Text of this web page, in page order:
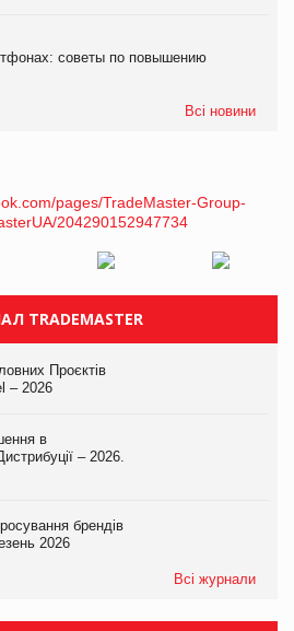
советы по повышению
Всі новини
TRADEMASTER
Проєктів
– 2026
в
– 2026.
брендів
2026
Всі журнали